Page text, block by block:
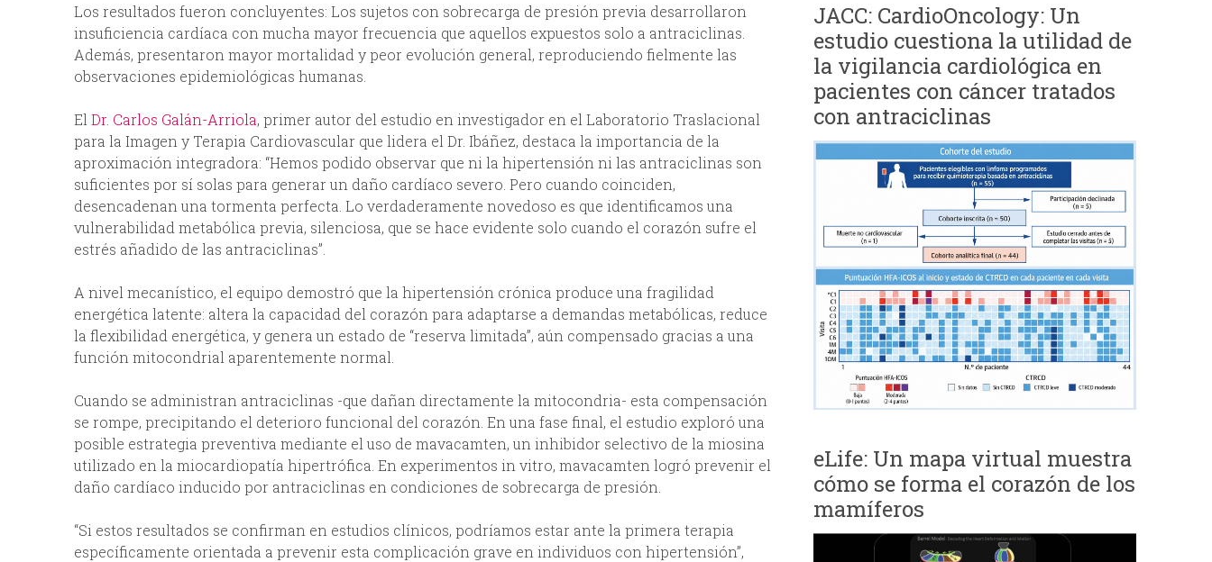
Los resultados fueron concluyentes: Los sujetos con sobrecarga de presión previa desarrollaron
insuficiencia cardíaca con mucha mayor frecuencia que aquellos expuestos solo a antraciclinas.
Además, presentaron mayor mortalidad y peor evolución general, reproduciendo fielmente las
observaciones epidemiológicas humanas.
El Dr. Carlos Galán-Arriola, primer autor del estudio en investigador en el Laboratorio Traslacional
para la Imagen y Terapia Cardiovascular que lidera el Dr. Ibáñez, destaca la importancia de la
aproximación integradora: “Hemos podido observar que ni la hipertensión ni las antraciclinas son
suficientes por sí solas para generar un daño cardíaco severo. Pero cuando coinciden,
desencadenan una tormenta perfecta. Lo verdaderamente novedoso es que identificamos una
vulnerabilidad metabólica previa, silenciosa, que se hace evidente solo cuando el corazón sufre el
estrés añadido de las antraciclinas”.
A nivel mecanístico, el equipo demostró que la hipertensión crónica produce una fragilidad
energética latente: altera la capacidad del corazón para adaptarse a demandas metabólicas, reduce
la flexibilidad energética, y genera un estado de “reserva limitada”, aún compensado gracias a una
función mitocondrial aparentemente normal.
Cuando se administran antraciclinas -que dañan directamente la mitocondria- esta compensación
se rompe, precipitando el deterioro funcional del corazón. En una fase final, el estudio exploró una
posible estrategia preventiva mediante el uso de mavacamten, un inhibidor selectivo de la miosina
utilizado en la miocardiopatía hipertrófica. En experimentos in vitro, mavacamten logró prevenir el
daño cardíaco inducido por antraciclinas en condiciones de sobrecarga de presión.
“Si estos resultados se confirman en estudios clínicos, podríamos estar ante la primera terapia
específicamente orientada a prevenir esta complicación grave en individuos con hipertensión”,
JACC: CardioOncology: Un
estudio cuestiona la utilidad de
la vigilancia cardiológica en
pacientes con cáncer tratados
con antraciclinas
eLife: Un mapa virtual muestra
cómo se forma el corazón de los
mamíferos